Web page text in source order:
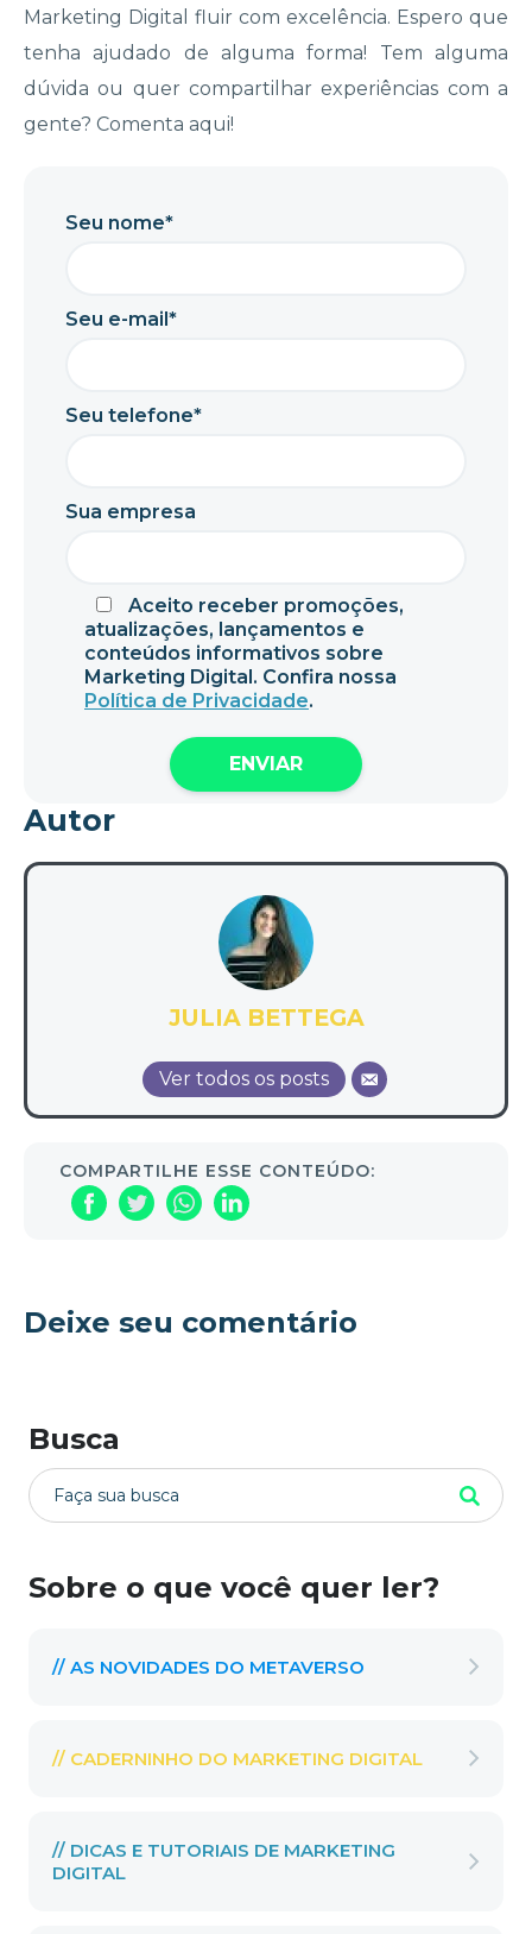
Marketing Digital fluir com excelência. Espero que
tenha ajudado de alguma forma! Tem alguma
dúvida ou quer compartilhar experiências com a
gente? Comenta aqui!
Seu nome*
Seu e-mail*
Seu telefone*
Sua empresa
Aceito receber promoções,
atualizações, lançamentos e
conteúdos informativos sobre
Marketing Digital. Confira nossa
Política de Privacidade.
Autor
JULIA BETTEGA
Ver todos os posts
COMPARTILHE ESSE CONTEÚDO:
Deixe seu comentário
Busca
Sobre o que você quer ler?
// AS NOVIDADES DO METAVERSO
// CADERNINHO DO MARKETING DIGITAL
// DICAS E TUTORIAIS DE MARKETING
DIGITAL